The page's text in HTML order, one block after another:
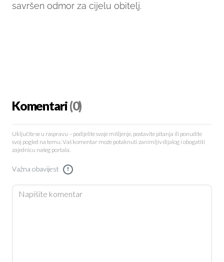
savršen odmor za cijelu obitelj.
Komentari(0)
Uključite se u raspravu – podijelite svoje mišljenje, postavite pitanja ili ponudite
svoj pogled na temu. Vaš komentar može potaknuti zanimljiv dijalog i obogatiti
zajednicu našeg portala.
Važna obavijest !